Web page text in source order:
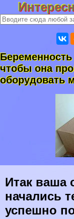
чтобы она
оборудовать
Итак ваша
начались
успешно